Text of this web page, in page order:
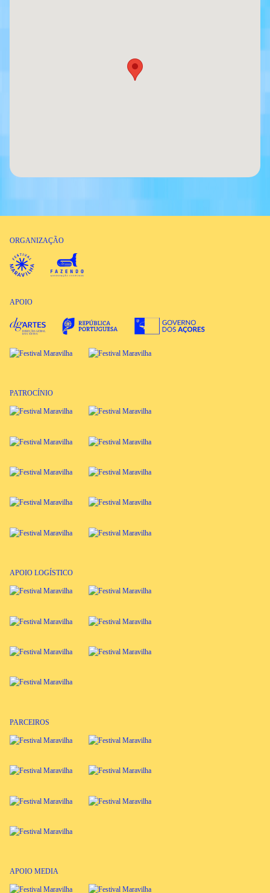
ORGANIZAÇÃO
APOIO
PATROCÍNIO
APOIO LOGÍSTICO
PARCEIROS
APOIO MEDIA